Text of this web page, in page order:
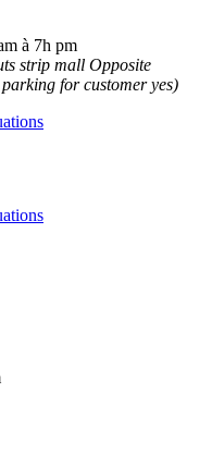
à 7h pm
strip mall Opposite
for customer yes)